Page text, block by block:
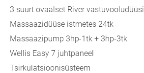
3 suurt ovaalset River vastuvooludüüsi
Massaazidüüse istmetes 24tk
Massaazipump 3hp-1tk + 3hp-3tk
Wellis Easy 7 juhtpaneel
Tsirkulatsioonisüsteem